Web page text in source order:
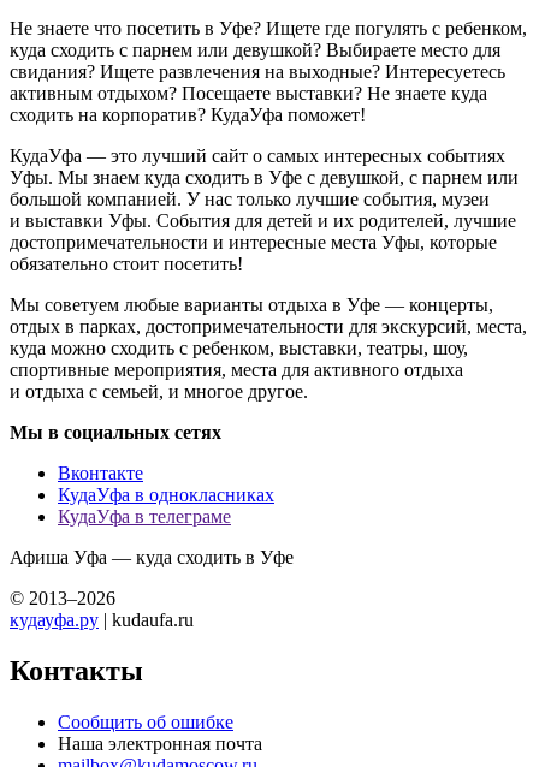
Не знаете что посетить в Уфе? Ищете где погулять с ребенком,
куда сходить с парнем или девушкой? Выбираете место для
свидания? Ищете развлечения на выходные? Интересуетесь
активным отдыхом? Посещаете выставки? Не знаете куда
сходить на корпоратив? КудаУфа поможет!
КудаУфа — это лучший сайт о самых интересных событиях
Уфы. Мы знаем куда сходить в Уфе с девушкой, с парнем или
большой компанией. У нас только лучшие события, музеи
и выставки Уфы. События для детей и их родителей, лучшие
достопримечательности и интересные места Уфы, которые
обязательно стоит посетить!
Мы советуем любые варианты отдыха в Уфе — концерты,
отдых в парках, достопримечательности для экскурсий, места,
куда можно сходить с ребенком, выставки, театры, шоу,
спортивные мероприятия, места для активного отдыха
и отдыха с семьей, и многое другое.
Мы в социальных сетях
Вконтакте
КудаУфа в однокласниках
КудаУфа в телеграме
Афиша Уфа — куда сходить в Уфе
© 2013–2026
кудауфа.ру | kudaufa.ru
Контакты
Сообщить об ошибке
Наша электронная почта